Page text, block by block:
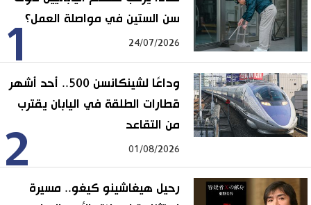
1سن الستين في مواصلة العمل؟
24/07/2026
2
وداعًا لشينكانسن 500.. أحد أشهر
قطارات الطلقة في اليابان يقترب
من التقاعد
01/08/2026
رحيل هيغاشينو كيغو.. مسيرة